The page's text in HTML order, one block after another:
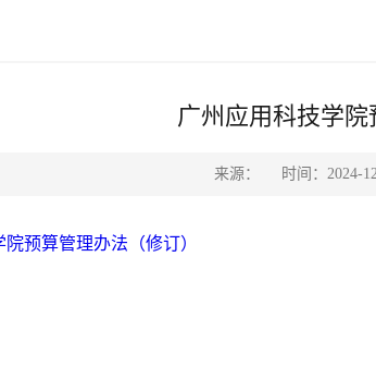
广州应用科技学院
来源： 时间：2024-
预算管理办法（修订）